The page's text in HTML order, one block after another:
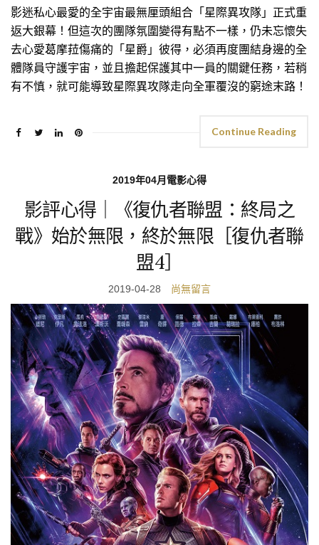
影迷私心最愛的全宇宙最無厘頭組合「星際異攻隊」正式重
返大銀幕！但這次的團隊氛圍變得有點不一樣，仍未忘懷失
去心愛葛摩菈傷痛的「星爵」彼得，必須再度團結身邊的全
體隊員守護宇宙，並且擔起保護其中一員的關鍵任務，若稍
有不慎，就可能導致星際異攻隊走向全軍覆沒的窮途末路！
Continue Reading
2019年04月電影心得
影評心得｜《復仇者聯盟：終局之
戰》始於無限，終於無限［復仇者聯
盟4］
2019-04-28 尚無留言